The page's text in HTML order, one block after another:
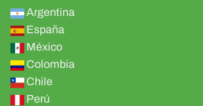
Argentina
España
México
Colombia
Chile
Perú